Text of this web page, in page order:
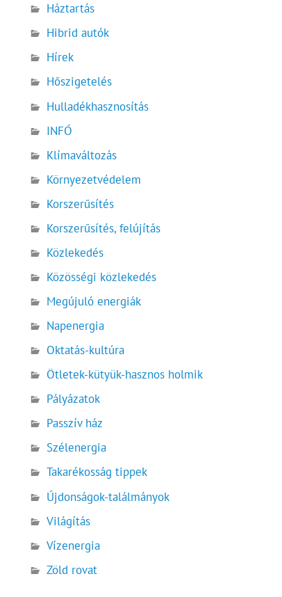
Háztartás
Hibrid autók
Hírek
Hőszigetelés
Hulladékhasznosítás
INFÓ
Klímaváltozás
Környezetvédelem
Korszerűsítés
Korszerűsítés, felújítás
Közlekedés
Közösségi közlekedés
Megújuló energiák
Napenergia
Oktatás-kultúra
Ötletek-kütyük-hasznos holmik
Pályázatok
Passzív ház
Szélenergia
Takarékosság tippek
Újdonságok-találmányok
Világítás
Vízenergia
Zöld rovat